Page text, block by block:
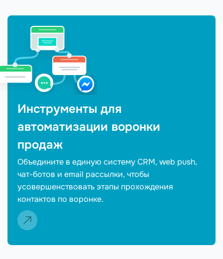
Инструменты для
автоматизации воронки
продаж
Объедините в единую систему CRM, web push,
чат-ботов и email рассылки, чтобы
усовершенствовать этапы прохождения
контактов по воронке.